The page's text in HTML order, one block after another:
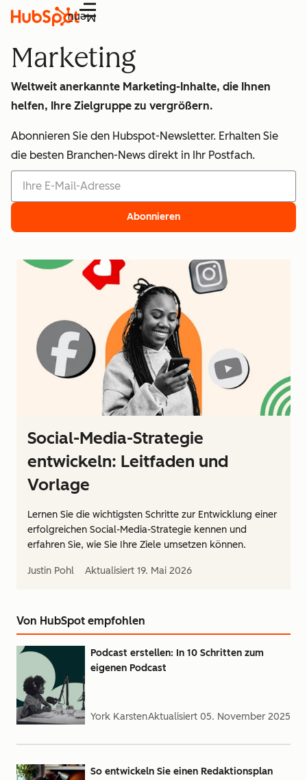
Menü
Marketing
Weltweit anerkannte Marketing-Inhalte, die Ihnen
helfen, Ihre Zielgruppe zu vergrößern.
Abonnieren Sie den Hubspot-Newsletter. Erhalten Sie
die besten Branchen-News direkt in Ihr Postfach.
Abonnieren
Social-Media-Strategie
entwickeln: Leitfaden und
Vorlage
Lernen Sie die wichtigsten Schritte zur Entwicklung einer
erfolgreichen Social-Media-Strategie kennen und
erfahren Sie, wie Sie Ihre Ziele umsetzen können.
Justin Pohl Aktualisiert 19. Mai 2026
Von HubSpot empfohlen
Podcast erstellen: In 10 Schritten zum
eigenen Podcast
York KarstenAktualisiert 05. November 2025
So entwickeln Sie einen Redaktionsplan